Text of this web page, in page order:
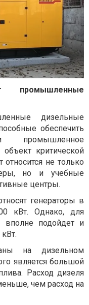
промышленные
дизельные
обеспечить
промышленное
критической
не только
но и учебные
центры.
генераторы в
кВт. Однако, для
вполне подойдет и
на дизельном
является большой
Расход дизеля
чем расход на